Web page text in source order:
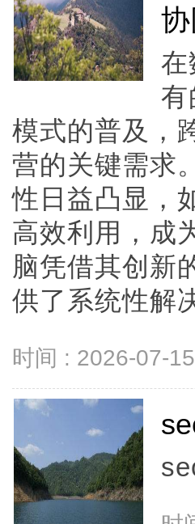
在
有
模式的普及，
营的关键需求
性日益凸显，
高效利用，成
脑凭借其创新
供了系统性解
时间 : 2026-07-15